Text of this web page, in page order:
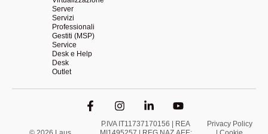
Server
Servizi
Professionali
Gestiti (MSP)
Service
Desk e Help
Desk
Outlet
P.IVA IT11737170156 | REA
Privacy Policy